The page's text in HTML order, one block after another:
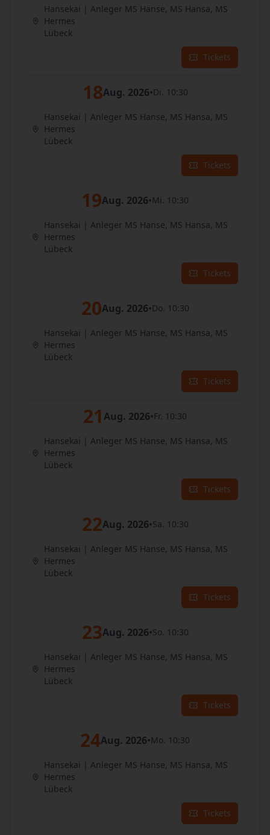
Hansekai | Anleger MS Hanse, MS Hansa, MS
Hermes
Lübeck
Tickets
18Aug. 2026•Di. 10:30
Hansekai | Anleger MS Hanse, MS Hansa, MS
Hermes
Lübeck
Tickets
19Aug. 2026•Mi. 10:30
Hansekai | Anleger MS Hanse, MS Hansa, MS
Hermes
Lübeck
Tickets
20Aug. 2026•Do. 10:30
Hansekai | Anleger MS Hanse, MS Hansa, MS
Hermes
Lübeck
Tickets
21 Aug. 2026•Fr. 10:30
Hansekai | Anleger MS Hanse, MS Hansa, MS
Hermes
Lübeck
Tickets
22Aug. 2026•Sa. 10:30
Hansekai | Anleger MS Hanse, MS Hansa, MS
Hermes
Lübeck
Tickets
23Aug. 2026•So. 10:30
Hansekai | Anleger MS Hanse, MS Hansa, MS
Hermes
Lübeck
Tickets
24Aug. 2026•Mo. 10:30
Hansekai | Anleger MS Hanse, MS Hansa, MS
Hermes
Lübeck
Tickets